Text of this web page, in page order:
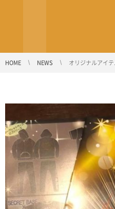
HOME NEWS オリジナルアイテ